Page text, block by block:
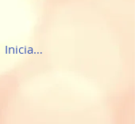
Iniciar sesión